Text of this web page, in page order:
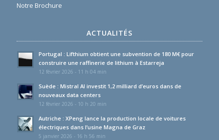
Notre Brochure
ACTUALITÉS
Portugal : Lifthium obtient une subvention de 180 M€ pour
construire une raffinerie de lithium à Estarreja
12 février 2026 - 11 h 04 min
Suède : Mistral AI investit 1,2 milliard d’euros dans de
nouveaux data centers
12 février 2026 - 10 h 20 min
Autriche : XPeng lance la production locale de voitures
électriques dans l’usine Magna de Graz
5 janvier 2026 - 16 h 56 min